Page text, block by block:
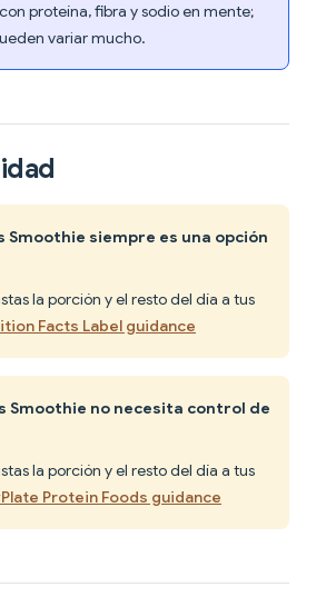
proteína, fibra y sodio en mente;
variar mucho.
Smoothie siempre es una opción
la porción y el resto del día a tus
Facts Label guidance
Smoothie no necesita control de
la porción y el resto del día a tus
Protein Foods guidance